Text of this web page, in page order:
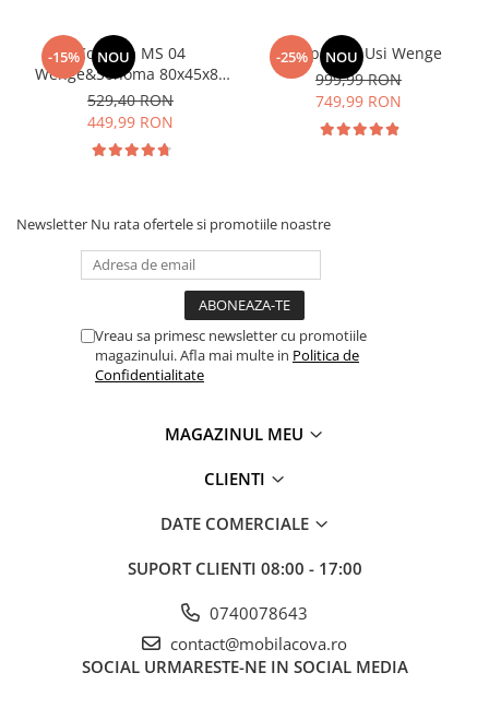
-15% NOU
Comoda MS 04
Wenge&Sonoma 80x45x85
cm
529,40 RON
449,99 RON
-25% NOU
Dulap Rio 3 Usi Wenge
999,99 RON
749,99 RON
Newsletter Nu rata ofertele si promotiile noastre
Vreau sa primesc newsletter cu promotiile
magazinului. Afla mai multe in Politica de
Confidentialitate
MAGAZINUL MEU
CLIENTI
DATE COMERCIALE
SUPORT CLIENTI 08:00 - 17:00
0740078643
contact@mobilacova.ro
SOCIAL URMARESTE-NE IN SOCIAL MEDIA